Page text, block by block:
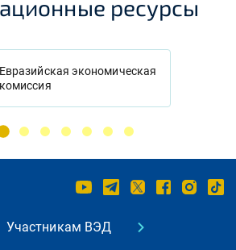
ресурсы
Евразийская экономическая
комиссия
Участникам ВЭД